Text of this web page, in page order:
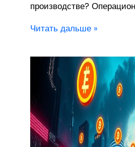
производстве?
Читать дальше »